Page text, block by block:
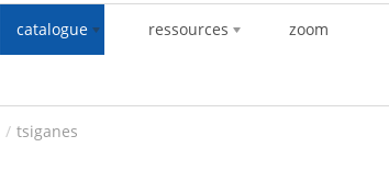
catalogue ressources zoom
/ tsiganes